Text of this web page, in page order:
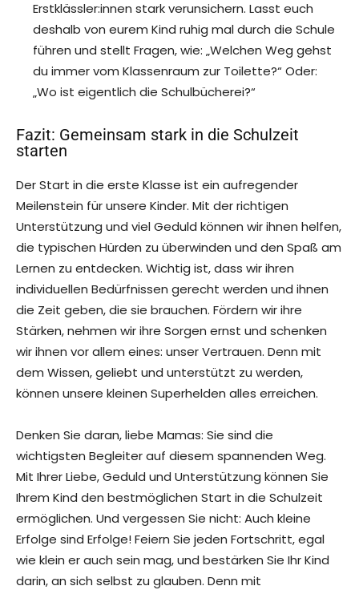
Erstklässler:innen stark verunsichern. Lasst euch
deshalb von eurem Kind ruhig mal durch die Schule
führen und stellt Fragen, wie: „Welchen Weg gehst
du immer vom Klassenraum zur Toilette?“ Oder:
„Wo ist eigentlich die Schulbücherei?“
Fazit: Gemeinsam stark in die Schulzeit
starten
Der Start in die erste Klasse ist ein aufregender
Meilenstein für unsere Kinder. Mit der richtigen
Unterstützung und viel Geduld können wir ihnen helfen,
die typischen Hürden zu überwinden und den Spaß am
Lernen zu entdecken. Wichtig ist, dass wir ihren
individuellen Bedürfnissen gerecht werden und ihnen
die Zeit geben, die sie brauchen. Fördern wir ihre
Stärken, nehmen wir ihre Sorgen ernst und schenken
wir ihnen vor allem eines: unser Vertrauen. Denn mit
dem Wissen, geliebt und unterstützt zu werden,
können unsere kleinen Superhelden alles erreichen.
Denken Sie daran, liebe Mamas: Sie sind die
wichtigsten Begleiter auf diesem spannenden Weg.
Mit Ihrer Liebe, Geduld und Unterstützung können Sie
Ihrem Kind den bestmöglichen Start in die Schulzeit
ermöglichen. Und vergessen Sie nicht: Auch kleine
Erfolge sind Erfolge! Feiern Sie jeden Fortschritt, egal
wie klein er auch sein mag, und bestärken Sie Ihr Kind
darin, an sich selbst zu glauben. Denn mit